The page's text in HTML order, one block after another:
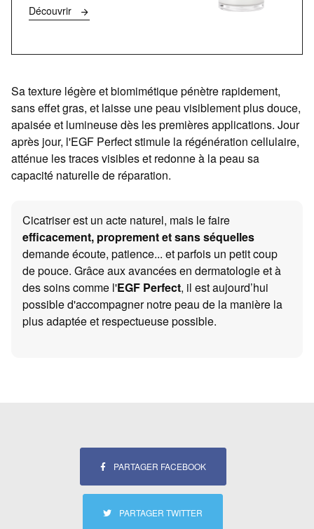
Découvrir
Sa texture légère et biomimétique pénètre rapidement,
sans effet gras, et laisse une peau visiblement plus douce,
apaisée et lumineuse dès les premières applications. Jour
après jour, l'EGF Perfect stimule la régénération cellulaire,
atténue les traces visibles et redonne à la peau sa
capacité naturelle de réparation.
Cicatriser est un acte naturel, mais le faire
efficacement, proprement et sans séquelles
demande écoute, patience... et parfois un petit coup
de pouce. Grâce aux avancées en dermatologie et à
des soins comme l'EGF Perfect, il est aujourd’hui
possible d'accompagner notre peau de la manière la
plus adaptée et respectueuse possible.
PARTAGER FACEBOOK
PARTAGER TWITTER